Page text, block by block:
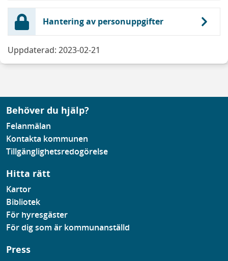
Hantering av personuppgifter
Uppdaterad: 2023-02-21
Behöver du hjälp?
Felanmälan
Kontakta kommunen
Tillgänglighetsredogörelse
Hitta rätt
Kartor
Bibliotek
För hyresgäster
För dig som är kommunanställd
Press